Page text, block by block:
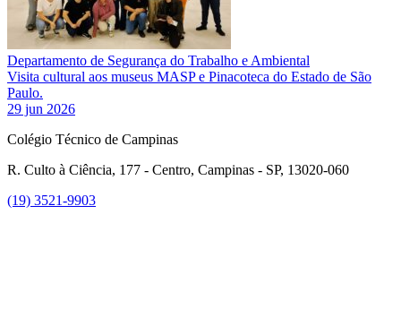
Departamento de Segurança do Trabalho e Ambiental
Visita cultural aos museus MASP e Pinacoteca do Estado de São
Paulo.
29 jun 2026
Colégio Técnico de Campinas
R. Culto à Ciência, 177 - Centro, Campinas - SP, 13020-060
(19) 3521-9903